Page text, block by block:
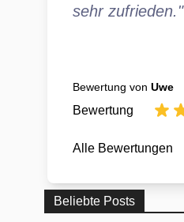
sehr zufrieden."
Bewertung von Uwe
Bewertung
Alle Bewertungen
Beliebte Posts